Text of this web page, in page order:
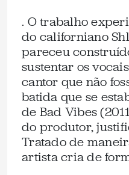
. O trabalho
do californiano
pareceu
sustentar os
cantor que não
batida que se
de Bad Vibes
do produtor,
Tratado de
artista cria de